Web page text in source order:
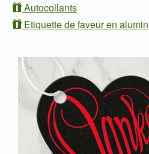
Autocollants
Etiquette de faveur en